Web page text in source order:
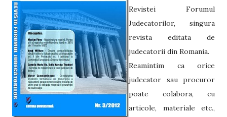
Revistei Forumul
Judecatorilor, singura
revista editata de
judecatorii din Romania.
Reamintim ca orice
judecator sau procuror
poate colabora, cu
articole, materiale etc.,